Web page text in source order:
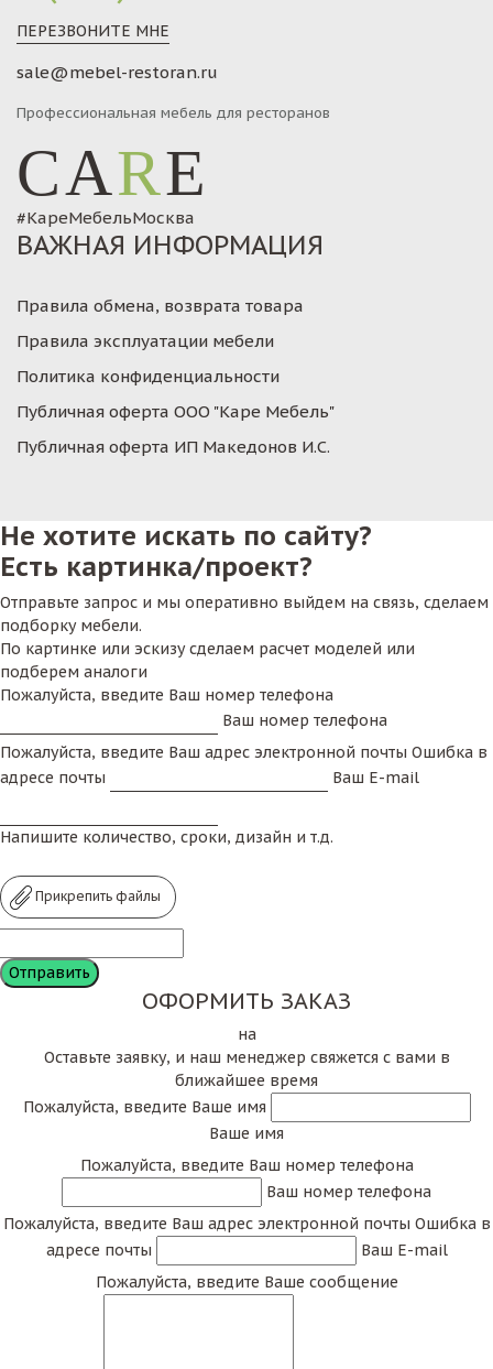
ПЕРЕЗВОНИТЕ МНЕ
sale@mebel-restoran.ru
Профессиональная мебель для ресторанов
CARE
#КареМебельМосква
ВАЖНАЯ ИНФОРМАЦИЯ
Правила обмена, возврата товара
Правила эксплуатации мебели
Политика конфиденциальности
Публичная оферта ООО "Каре Мебель"
Публичная оферта ИП Македонов И.С.
Не хотите искать по сайту?
Есть картинка/проект?
Отправьте запрос и мы оперативно выйдем на связь, сделаем
подборку мебели.
По картинке или эскизу сделаем расчет моделей или
подберем аналоги
Пожалуйста, введите Ваш номер телефона
Ваш номер телефона
Пожалуйста, введите Ваш адрес электронной почты Ошибка в
адресе почты
Ваш E-mail
Напишите количество, сроки, дизайн и т.д.
Прикрепить файлы
ОФОРМИТЬ ЗАКАЗ
на
Оставьте заявку, и наш менеджер свяжется с вами в
ближайшее время
Пожалуйста, введите Ваше имя
Ваше имя
Пожалуйста, введите Ваш номер телефона
Ваш номер телефона
Пожалуйста, введите Ваш адрес электронной почты Ошибка в
адресе почты
Ваш E-mail
Пожалуйста, введите Ваше сообщение